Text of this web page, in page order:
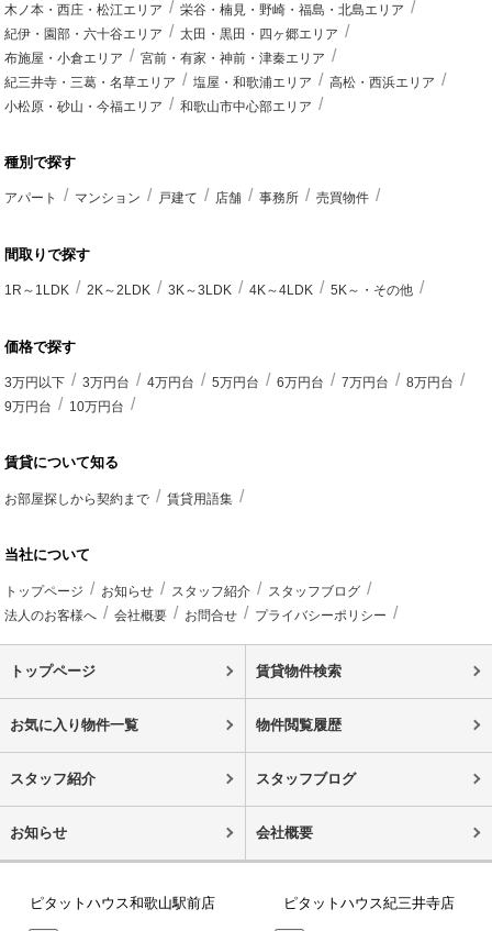
木ノ本・西庄・松江エリア
栄谷・楠見・野崎・福島・北島エリア
紀伊・園部・六十谷エリア
太田・黒田・四ヶ郷エリア
布施屋・小倉エリア
宮前・有家・神前・津秦エリア
紀三井寺・三葛・名草エリア
塩屋・和歌浦エリア
高松・西浜エリア
小松原・砂山・今福エリア
和歌山市中心部エリア
種別で探す
アパート マンション 戸建て 店舗 事務所 売買物件
間取りで探す
1R～1LDK 2K～2LDK 3K～3LDK 4K～4LDK 5K～・その他
価格で探す
3万円以下 3万円台 4万円台 5万円台 6万円台 7万円台
8万円台
9万円台
10万円台
賃貸について知る
お部屋探しから契約まで 賃貸用語集
当社について
トップページ お知らせ スタッフ紹介
スタッフブログ
法人のお客様へ
会社概要 お問合せ プライバシーポリシー
トップページ 賃貸物件検索
お気に入り物件一覧 物件閲覧履歴
スタッフ紹介 スタッフブログ
お知らせ 会社概要
ピタットハウス和歌山駅前店 ピタットハウス紀三井寺店